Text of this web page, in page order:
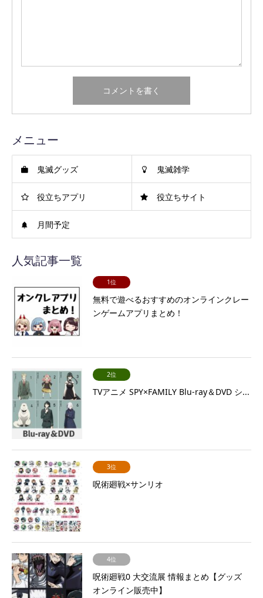
メニュー
鬼滅グッズ 鬼滅雑学
役立ちアプリ 役立ちサイト
月間予定
人気記事一覧
1位
無料で遊べるおすすめのオンラインクレー
ンゲームアプリまとめ！
2位
TVアニメ SPY×FAMILY Blu-ray＆DVD シ...
3位
呪術廻戦×サンリオ
4位
呪術廻戦0 大交流展 情報まとめ【グッズ
オンライン販売中】